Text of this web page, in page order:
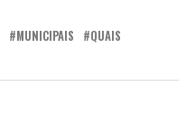
MUNICIPAIS
QUAIS